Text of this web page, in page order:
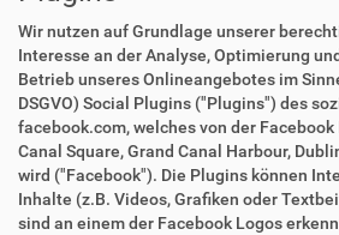
Wir nutzen auf Grundlage unserer
Interesse an der Analyse, Optimierung
Betrieb unseres Onlineangebotes im
DSGVO) Social Plugins ("Plugins") des
facebook.com, welches von der Facebook
Canal Square, Grand Canal Harbour,
wird ("Facebook"). Die Plugins können
Inhalte (z.B. Videos, Grafiken oder
sind an einem der Facebook Logos